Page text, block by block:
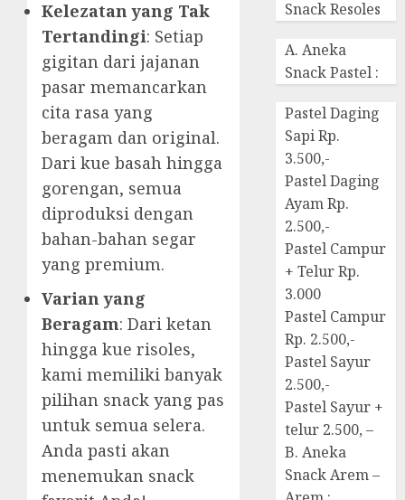
Kelezatan yang Tak
Tertandingi: Setiap
gigitan dari jajanan
pasar memancarkan
cita rasa yang
beragam dan original.
Dari kue basah hingga
gorengan, semua
diproduksi dengan
bahan-bahan segar
yang premium.
Varian yang
Beragam: Dari ketan
hingga kue risoles,
kami memiliki banyak
pilihan snack yang pas
untuk semua selera.
Anda pasti akan
menemukan snack
Snack Resoles
A. Aneka
Snack Pastel :
Pastel Daging
Sapi Rp.
3.500,-
Pastel Daging
Ayam Rp.
2.500,-
Pastel Campur
+ Telur Rp.
3.000
Pastel Campur
Rp. 2.500,-
Pastel Sayur
2.500,-
Pastel Sayur +
telur 2.500, –
B. Aneka
Snack Arem –